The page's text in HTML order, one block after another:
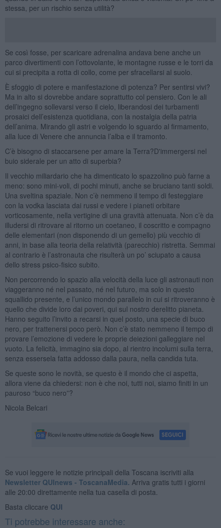
stessa, per un rischio senza utilità?
Se così fosse, per scaricare adrenalina andava bene anche un
parco divertimenti con l’ottovolante, le montagne russe e le torri da
cui si precipita a rotta di collo, come per sfracellarsi al suolo.
È sfoggio di potere e manifestazione di potenza? Per sentirsi vivi?
Ma in alto si dovrebbe andare soprattutto col pensiero. Con le ali
dell’ingegno sollevarsi verso il cielo, liberandosi dei turbamenti
prosaici dell’esistenza quotidiana, con la nostalgia della patria
dell’anima. Mirando gli astri e volgendo lo sguardo al firmamento,
alla luce di Venere che annuncia l’alba e il tramonto.
C’è bisogno di staccarsene per amare la Terra?D'immergersi nel
buio siderale per un atto di superbia?
Il vecchio miliardario che ha dimenticato lo spazzolino può farne a
meno: sono mini-voli, di pochi minuti, anche se bruciano tanti soldi.
Una sveltina spaziale. Non c’è nemmeno il tempo di festeggiare
con la vodka lasciata dai russi e vedere i pianeti orbitare
vorticosamente, nella vertigine di una gravità attenuata. Non c’è da
illudersi di ritrovare al ritorno un coetaneo, il coscritto e compagno
delle elementari (non disponendo di un gemello) più vecchio di
anni, in base alla teoria della relatività (parecchio) ristretta. Semmai
al contrario è l’astronauta che risulterà un po’ sciupato a causa
dello stress psico-fisico subito.
Non percorrendo lo spazio alla velocità della luce gli astronauti non
viaggeranno né nel passato, né nel futuro, ma solo in questo
squallido presente, e l’unico mondo parallelo in cui si ritroveranno è
quello che divide loro dai poveri, qui sul nostro derelitto pianeta.
Hanno seguito l’invito a recarsi in quel posto, una specie di buco
nero, per trattenersi poco però. Non c’è stato nemmeno il tempo di
provare l’emozione di vedere le proprie deiezioni galleggiare nel
vuoto. La felicità, immagino sia dopo, al rientro incolumi sulla terra,
senza essersela fatta addosso dalla paura, nella candida tuta.
Se queste sono le novità, se questo è il mondo che ci aspetta,
allora viene da chiedersi: non è che noi, tutti noi, siamo finiti in un
pauroso “buco nero”?
Nicola Belcari
Se vuoi leggere le notizie principali della Toscana iscriviti alla
Newsletter QUInews - ToscanaMedia. Arriva gratis tutti i giorni
alle 20:00 direttamente nella tua casella di posta.
Basta cliccare QUI
Ti potrebbe interessare anche: